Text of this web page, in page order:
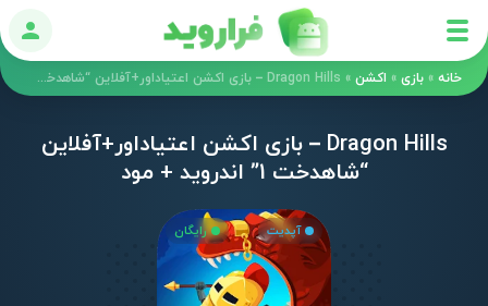
ورود
خانه » بازی » اکشن » Dragon Hills – بازی اکشن اعتیاداور+آفلاین “شاهدخت 1” اندروید + مود
Dragon Hills – بازی اکشن اعتیاداور+آفلاین
“شاهدخت 1” اندروید + مود
آپدیت رایگان